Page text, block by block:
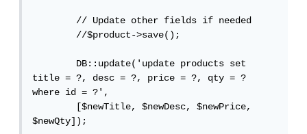
        // Update other fields if needed
        //$product->save();
        DB::update('update products set
title = ?, desc = ?, price = ?, qty = ?
where id = ?',
$newQty]);